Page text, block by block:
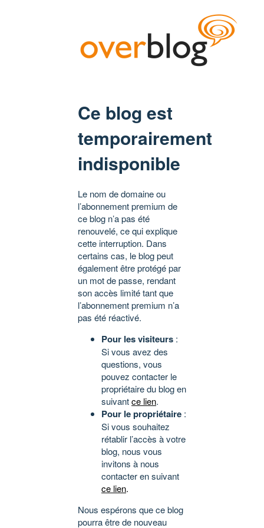
Ce blog est
temporairement
indisponible
Le nom de domaine ou
l’abonnement premium de
ce blog n’a pas été
renouvelé, ce qui explique
cette interruption. Dans
certains cas, le blog peut
également être protégé par
un mot de passe, rendant
son accès limité tant que
l’abonnement premium n’a
pas été réactivé.
Pour les visiteurs :
Si vous avez des
questions, vous
pouvez contacter le
propriétaire du blog en
suivantce lien.
Pour le propriétaire :
Si vous souhaitez
rétablir l’accès à votre
blog, nous vous
invitons à nous
contacter en suivant
ce lien.
Nous espérons que ce blog
pourra être de nouveau